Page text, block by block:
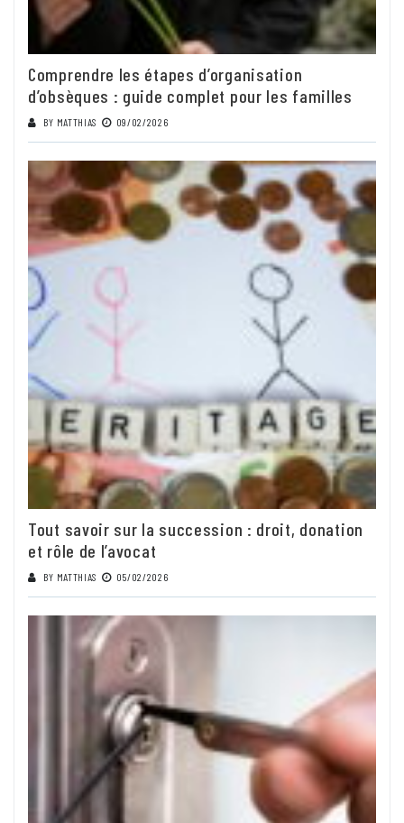
Comprendre les étapes d’organisation
d’obsèques : guide complet pour les familles
BY MATTHIAS 09/02/2026
Tout savoir sur la succession : droit, donation
et rôle de l’avocat
BY MATTHIAS 05/02/2026